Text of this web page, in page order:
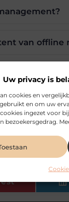
Uw privacy is
cookies en
en om uw
ingezet voor
bezoekersgedrag.
van offline
media
cross media
je